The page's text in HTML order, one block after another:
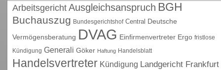
Arbeitsgericht Ausgleichsanspruch BGH
Buchauszug Bundesgerichtshof Central Deutsche
Vermögensberatung DVAG Einfirmenvertreter Ergo fristlose
Kündigung Generali Göker Haftung Handelsblatt
Handelsvertreter Kündigung Landgericht Frankfurt